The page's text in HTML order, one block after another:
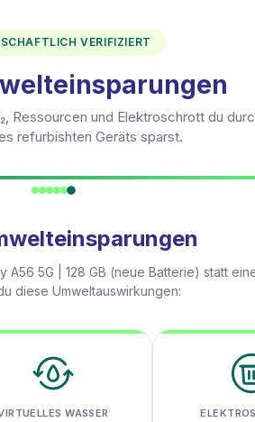
VERIFIZIERT
Ressourcen und Elektroschrott du
refurbishten Geräts sparst.
A56 5G | 128 GB (neue Batterie) statt
diese Umweltauswirkungen:
WASSER